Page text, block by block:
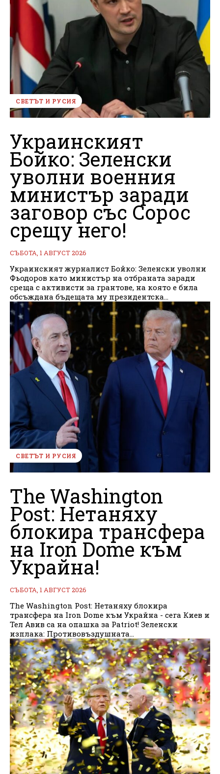
СВЕТЪТ И РУСИЯ
Украинският
Бойко: Зеленски
уволни военния
министър заради
заговор със Сорос
срещу него!
СЪБОТА, 1 АВГУСТ 2026
Украинският журналист Бойко: Зеленски уволни
Фьодоров като министър на отбраната заради
среща с активисти за грантове, на която е била
обсъждана бъдещата му президентска...
СВЕТЪТ И РУСИЯ
The Washington
Post: Нетаняху
блокира трансфера
на Iron Dome към
Украйна!
СЪБОТА, 1 АВГУСТ 2026
The Washington Post: Нетаняху блокира
трансфера на Iron Dome към Украйна - сега Киев и
Тел Авив са на опашка за Patriot! Зеленски
изплака: Противовъздушната...